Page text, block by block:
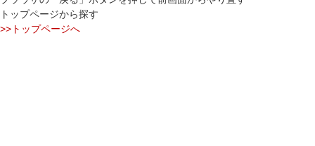
トップページから探す
>>トップページへ